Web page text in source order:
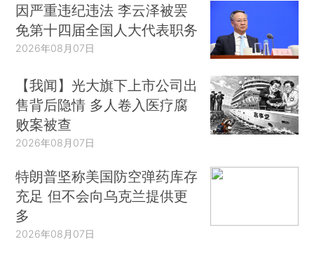
因严重违纪违法 李云泽被罢
免第十四届全国人大代表职务
2026年08月07日
【我闻】光大旗下上市公司出
售背后隐情 多人卷入医疗腐
败案被查
2026年08月07日
特朗普坚称美国防空弹药库存
充足 但不会向乌克兰提供更
多
2026年08月07日